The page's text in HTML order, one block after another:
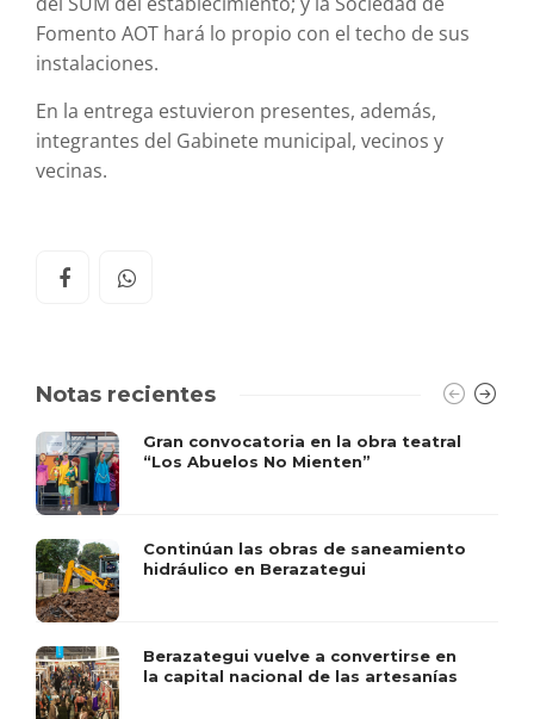
Fomento AOT hará lo propio con el techo de sus
instalaciones.
En la entrega estuvieron presentes, además,
integrantes del Gabinete municipal, vecinos y
vecinas.
Notas recientes
Gran convocatoria en la obra teatral
“Los Abuelos No Mienten”
Continúan las obras de saneamiento
hidráulico en Berazategui
Berazategui vuelve a convertirse en
la capital nacional de las artesanías